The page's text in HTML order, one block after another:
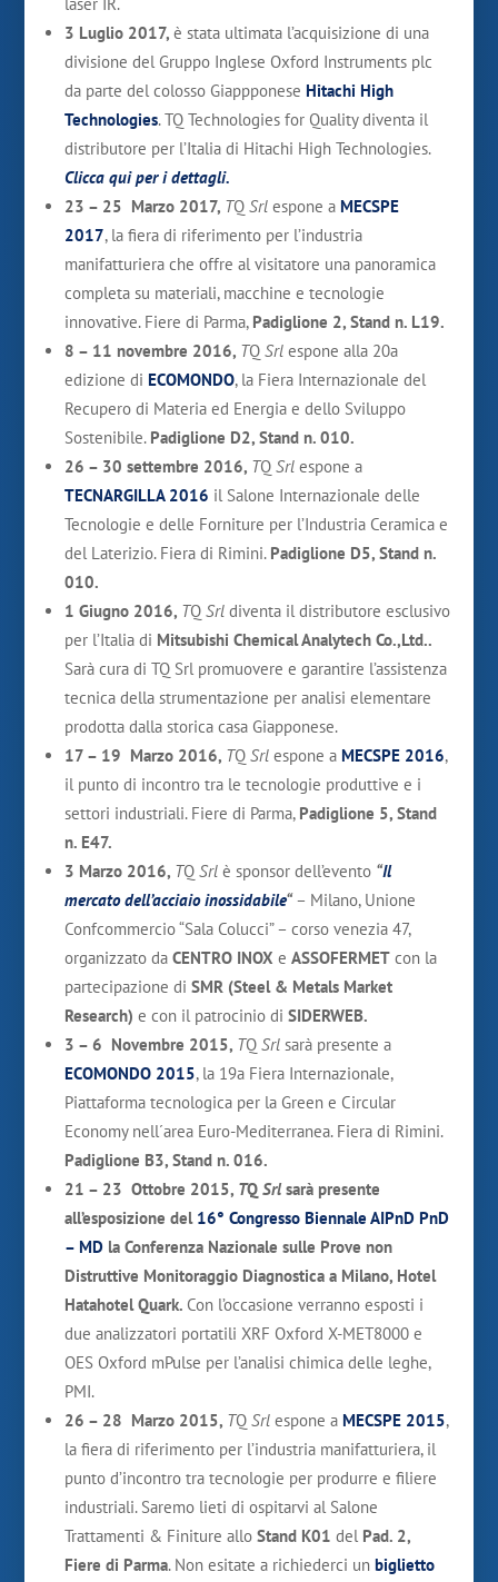
3 Luglio 2017, è stata ultimata l’acquisizione di una
divisione del Gruppo Inglese Oxford Instruments plc
da parte del colosso Giappponese Hitachi High
Technologies. TQ Technologies for Quality diventa il
distributore per l’Italia di Hitachi High Technologies.
Clicca qui per i dettagli.
23 – 25 Marzo 2017, TQ Srlespone a MECSPE
2017, la fiera di riferimento per l’industria
manifatturiera che offre al visitatore una panoramica
completa su materiali, macchine e tecnologie
innovative. Fiere di Parma, Padiglione 2, Stand n. L19.
8 – 11 novembre 2016, TQ Srlespone alla 20a
edizione di ECOMONDO, la Fiera Internazionale del
Recupero di Materia ed Energia e dello Sviluppo
Sostenibile. Padiglione D2, Stand n. 010.
26 – 30 settembre 2016, TQ Srlespone a
TECNARGILLA 2016 il Salone Internazionale delle
Tecnologie e delle Forniture per l’Industria Ceramica e
del Laterizio. Fiera di Rimini. Padiglione D5, Stand n.
010.
1 Giugno 2016, TQ Srldiventa il distributore esclusivo
per l’Italia di Mitsubishi Chemical Analytech Co.,Ltd..
Sarà cura di TQ Srl promuovere e garantire l’assistenza
tecnica della strumentazione per analisi elementare
prodotta dalla storica casa Giapponese.
17 – 19 Marzo 2016, TQ Srlespone a MECSPE 2016,
il punto di incontro tra le tecnologie produttive e i
settori industriali. Fiere di Parma, Padiglione 5, Stand
n. E47.
3 Marzo 2016, TQ Srlè sponsor dell’evento “Il
mercato dell’acciaio inossidabile“– Milano, Unione
Confcommercio “Sala Colucci” – corso venezia 47,
organizzato da CENTRO INOX e ASSOFERMETcon la
partecipazione di SMR (Steel & Metals Market
Research) e con il patrocinio di SIDERWEB.
3 – 6 Novembre 2015, TQ Srlsarà presente a
ECOMONDO 2015, la 19a Fiera Internazionale,
Piattaforma tecnologica per la Green e Circular
Economy nell´area Euro-Mediterranea. Fiera di Rimini.
Padiglione B3, Stand n. 016.
21 – 23 Ottobre 2015, TQ Srlsarà presente
all’esposizione del 16° Congresso Biennale AIPnD PnD
– MDla Conferenza Nazionale sulle Prove non
Distruttive Monitoraggio Diagnostica a Milano, Hotel
HatahotelQuark. Con l’occasione verranno esposti i
due analizzatori portatili XRF Oxford X-MET8000 e
OES Oxford mPulse per l’analisi chimica delle leghe,
PMI.
26 – 28 Marzo 2015, TQ Srlespone a MECSPE 2015,
la fiera di riferimento per l’industria manifatturiera, il
punto d’incontro tra tecnologie per produrre e filiere
industriali. Saremo lieti di ospitarvi al Salone
Trattamenti & Finiture allo Stand K01 delPad. 2,
Fiere di Parma. Non esitate a richiederci un biglietto